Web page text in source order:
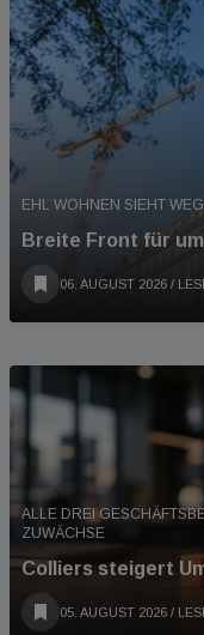
EHL WOHNEN SIEHT
Breite Front für
06. AUGUST 2026 /
ALLE DREI
ZUWÄCHSE
Colliers steigert
05. AUGUST 2026 /